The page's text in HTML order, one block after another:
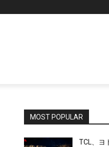
MOST POPULAR
TCL、ヨ